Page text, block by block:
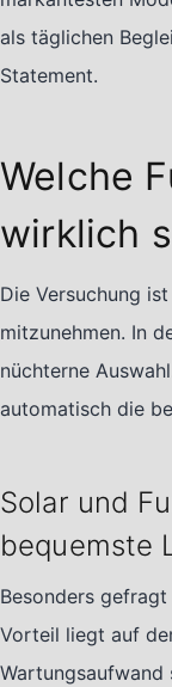
als täglichen
Statement.
Welche
wirklich
Die Versuchung
mitzunehmen. In
nüchterne
automatisch die
Solar und
bequemste
Besonders gefragt
Vorteil liegt auf